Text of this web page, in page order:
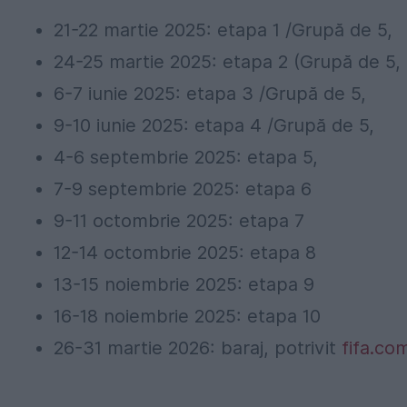
21-22 martie 2025: etapa 1 /Grupă de 5,
24-25 martie 2025: etapa 2 (Grupă de 5,
6-7 iunie 2025: etapa 3 /Grupă de 5,
9-10 iunie 2025: etapa 4 /Grupă de 5,
4-6 septembrie 2025: etapa 5,
7-9 septembrie 2025: etapa 6
9-11 octombrie 2025: etapa 7
12-14 octombrie 2025: etapa 8
13-15 noiembrie 2025: etapa 9
16-18 noiembrie 2025: etapa 10
26-31 martie 2026: baraj, potrivit